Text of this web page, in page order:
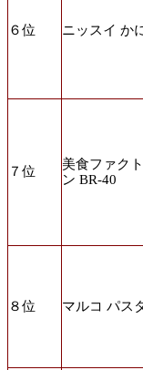
６位 ニッスイ か
７位
美食ファク
ン BR-40
８位 マルコ パス